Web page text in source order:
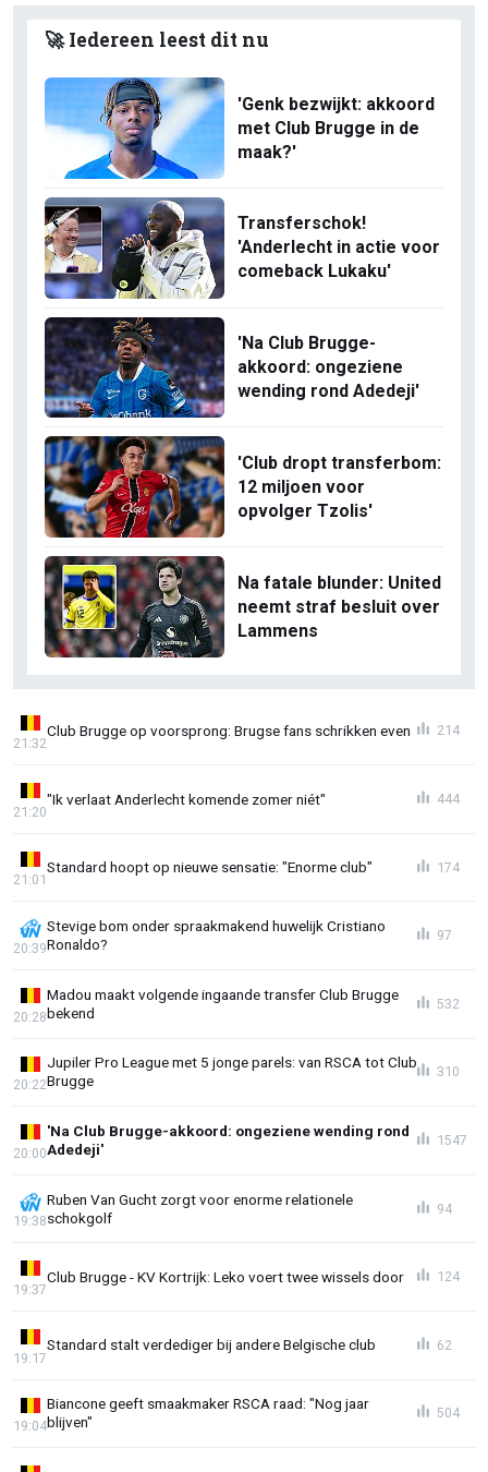
🚀 Iedereen leest dit nu
'Genk bezwijkt: akkoord
met Club Brugge in de
maak?'
Transferschok!
'Anderlecht in actie voor
comeback Lukaku'
'Na Club Brugge-
akkoord: ongeziene
wending rond Adedeji'
'Club dropt transferbom:
12 miljoen voor
opvolger Tzolis'
Na fatale blunder: United
neemt straf besluit over
Lammens
Club Brugge op voorsprong: Brugse fans schrikken even
21:32
214
"Ik verlaat Anderlecht komende zomer niét"
21:20
444
Standard hoopt op nieuwe sensatie: "Enorme club"
21:01
174
Stevige bom onder spraakmakend huwelijk Cristiano
Ronaldo?
20:39
97
Madou maakt volgende ingaande transfer Club Brugge
bekend
20:28
532
Jupiler Pro League met 5 jonge parels: van RSCA tot Club
Brugge
20:22
310
'Na Club Brugge-akkoord: ongeziene wending rond
Adedeji'
20:00
1547
Ruben Van Gucht zorgt voor enorme relationele
schokgolf
19:38
94
Club Brugge - KV Kortrijk: Leko voert twee wissels door
19:37
124
Standard stalt verdediger bij andere Belgische club
19:17
62
Biancone geeft smaakmaker RSCA raad: "Nog jaar
blijven"
19:04
504